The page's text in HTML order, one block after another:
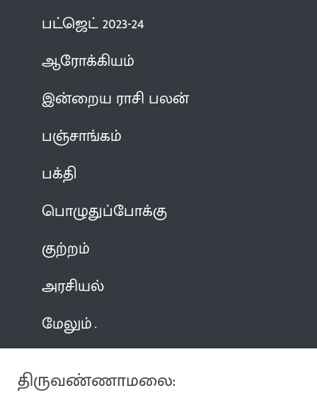
பட்ஜெட் 2023-24
ஆரோக்கியம்
இன்றைய ராசி பலன்
பஞ்சாங்கம்
பக்தி
பொழுதுப்போக்கு
குற்றம்
அரசியல்
மேலும்
திருவண்ணாமலை: